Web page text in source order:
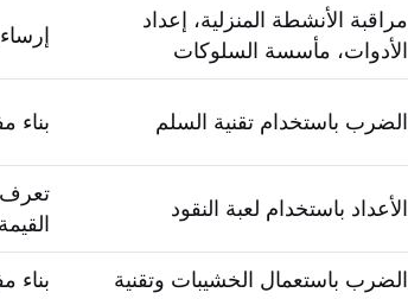
مراقبة الأنشطة المنزلية، إعداد
الأدوات، مأسسة السلوكات
الضرب باستخدام تقنية السلم بناء
الأعداد باستخدام لعبة النقود
تعرف
الضرب باستعمال الخشيبات وتقنية
بناء